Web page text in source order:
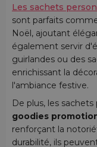
Les sachets
sont parfaits
Noël, ajoutant
également servir
guirlandes ou des
enrichissant la
l'ambiance festive.
De plus, les
goodies
renforçant la
durabilité, ils